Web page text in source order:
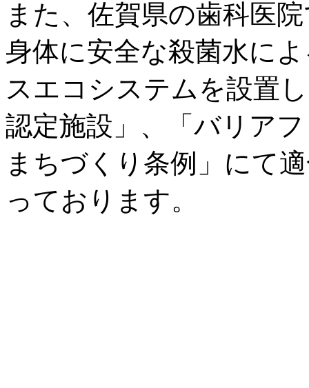
また、佐賀県の歯科医
身体に安全な殺菌水に
スエコシステムを設置
認定施設」、「バリア
まちづくり条例」にて
っております。